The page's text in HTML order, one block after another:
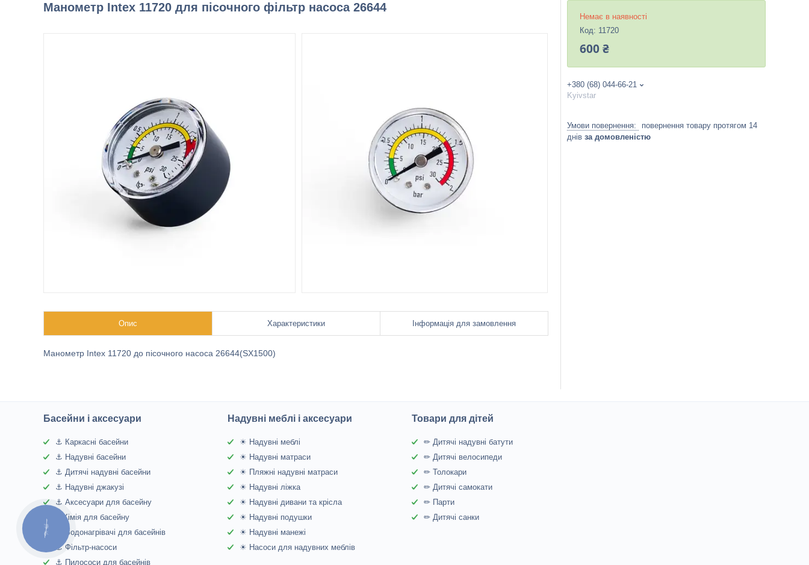
Манометр Intex 11720 для пісочного фільтр насоса 26644
Опис Характеристики Інформація для замовлення
Манометр Intex 11720 до пісочного насоса 26644(SX1500)
Немає в наявності
Код: 11720
600 ₴
+380 (68) 044-66-21
Kyivstar
повернення товару протягом 14
днів за домовленістю
Басейни і аксесуари
⚓ Каркасні басейни
⚓ Надувні басейни
⚓ Дитячі надувні басейни
⚓ Надувні джакузі
⚓ Аксесуари для басейну
⚓Хімія для басейну
⚓ Водонагрівачі для басейнів
⚓ Фільтр-насоси
⚓ Пилососи для басейнів
Надувні меблі і аксесуари
☀ Надувні меблі
☀ Надувні матраси
☀ Пляжні надувні матраси
☀ Надувні ліжка
☀ Надувні дивани та крісла
☀ Надувні подушки
☀ Надувні манежі
☀ Насоси для надувних меблів
Товари для дітей
✏ Дитячі надувні батути
✏ Дитячі велосипеди
✏ Толокари
✏ Дитячі самокати
✏ Парти
✏ Дитячі санки
КНОПКА
ЗВ'ЯЗКУ